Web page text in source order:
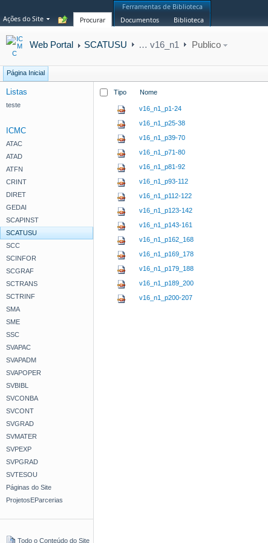
Ações do Site Procurar
Ferramentas de Biblioteca
Documentos
Biblioteca
Web Portal SCATUSU … v16_n1 Publico
Página Inicial
Listas
teste
ICMC
ATAC
ATAD
ATFN
CRINT
DIRET
GEDAI
SCAPINST
SCATUSU
SCC
SCINFOR
SCGRAF
SCTRANS
SCTRINF
SMA
SME
SSC
SVAPAC
SVAPADM
SVAPOPER
SVBIBL
SVCONBA
SVCONT
SVGRAD
SVMATER
SVPEXP
SVPGRAD
SVTESOU
Páginas do Site
ProjetosEParcerias
Todo o Conteúdo do Site
Tipo Nome
v16_n1_p1-24
v16_n1_p25-38
v16_n1_p39-70
v16_n1_p71-80
v16_n1_p81-92
v16_n1_p93-112
v16_n1_p112-122
v16_n1_p123-142
v16_n1_p143-161
v16_n1_p162_168
v16_n1_p169_178
v16_n1_p179_188
v16_n1_p189_200
v16_n1_p200-207